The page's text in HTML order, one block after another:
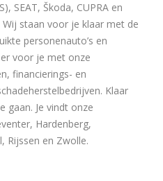
SEAT, Škoda, CUPRA en
staan voor je klaar met de
personenauto’s en
voor je met onze
financierings- en
Klaar
Je vindt onze
Hardenberg,
Rijssen en Zwolle.